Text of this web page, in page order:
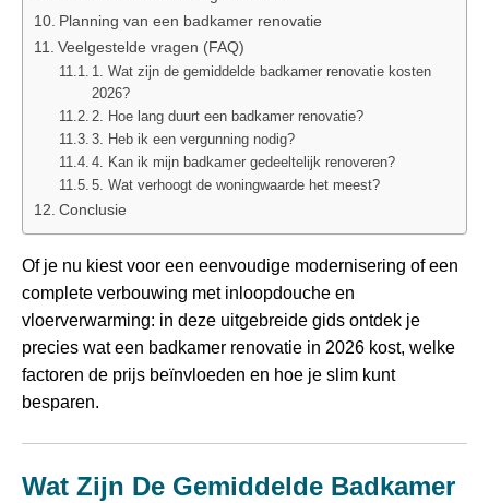
Planning van een badkamer renovatie
Veelgestelde vragen (FAQ)
1. Wat zijn de gemiddelde badkamer renovatie kosten
2026?
2. Hoe lang duurt een badkamer renovatie?
3. Heb ik een vergunning nodig?
4. Kan ik mijn badkamer gedeeltelijk renoveren?
5. Wat verhoogt de woningwaarde het meest?
Conclusie
Of je nu kiest voor een eenvoudige modernisering of een
complete verbouwing met inloopdouche en
vloerverwarming: in deze uitgebreide gids ontdek je
precies wat een badkamer renovatie in 2026 kost, welke
factoren de prijs beïnvloeden en hoe je slim kunt
besparen.
Wat Zijn De Gemiddelde Badkamer